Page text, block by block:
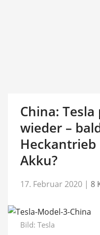
China:
wieder –
Akku?
17. Februar 2020 | 8
Bild: Tesla